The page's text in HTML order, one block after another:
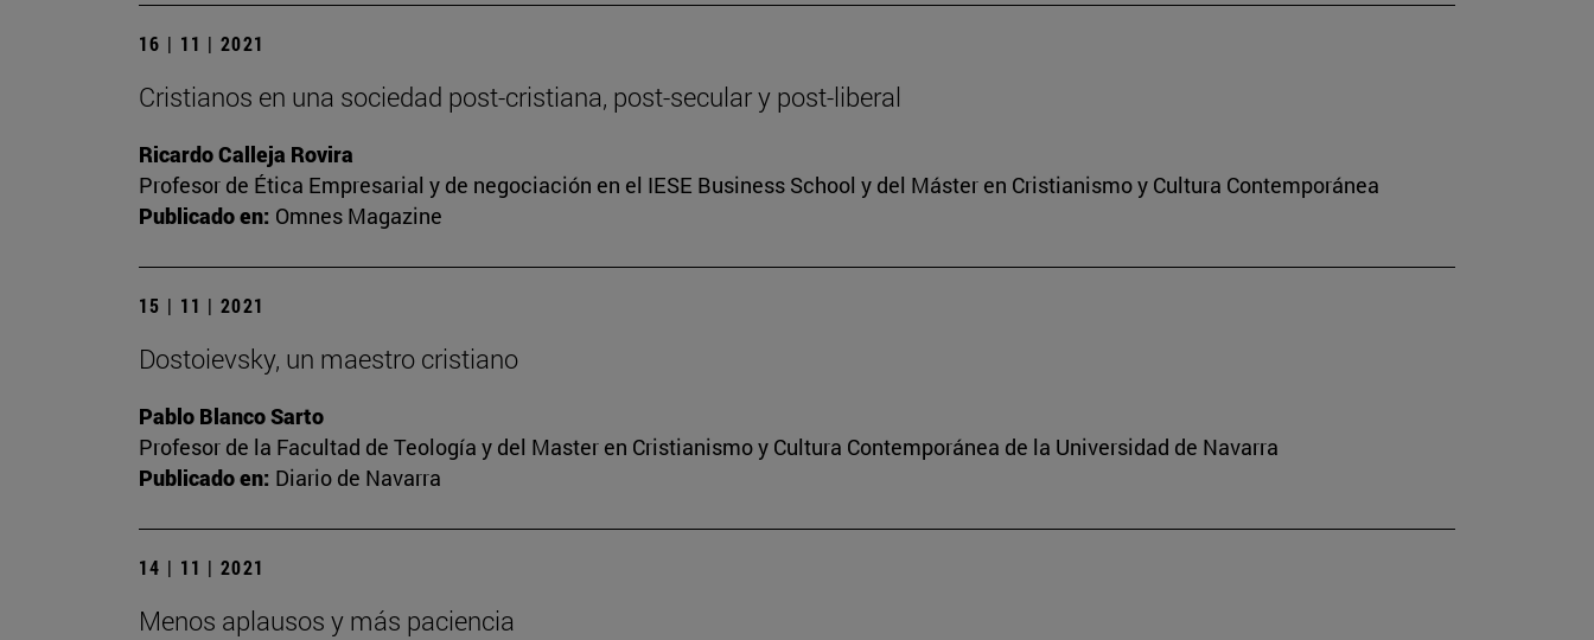
16 | 11 | 2021
Cristianos en una sociedad post-cristiana, post-secular y post-liberal
Ricardo Calleja Rovira
Profesor de Ética Empresarial y de negociación en el IESE Business School y del Máster en Cristianismo y Cultura Contemporánea
Publicado en: Omnes Magazine
15 | 11 | 2021
Dostoievsky, un maestro cristiano
Pablo Blanco Sarto
Profesor de la Facultad de Teología y del Master en Cristianismo y Cultura Contemporánea de la Universidad de Navarra
Publicado en: Diario de Navarra
14 | 11 | 2021
Menos aplausos y más paciencia